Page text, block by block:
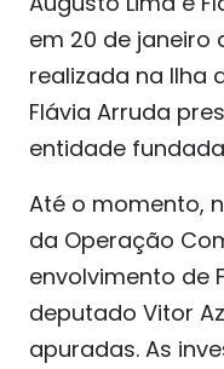
em 20 de janeiro
realizada na Ilha
Flávia Arruda
entidade
Até o momento,
da Operação
envolvimento de
deputado Vitor
apuradas. As